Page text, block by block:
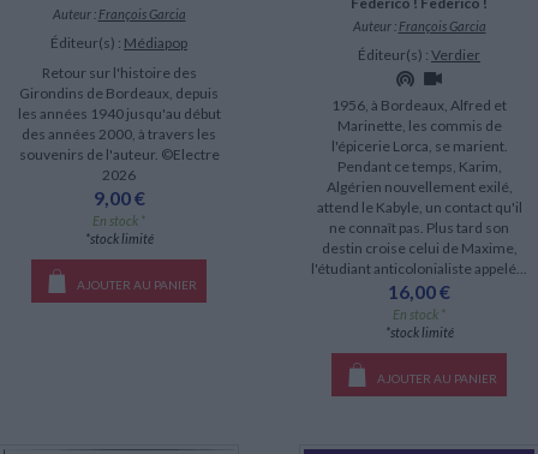
Auteur : François Garcia
Éditeur(s) : Médiapop
Retour sur l'histoire des
Girondins de Bordeaux, depuis
les années 1940 jusqu'au début
des années 2000, à travers les
souvenirs de l'auteur. ©Electre
2026
9,00 €
En stock *
*stock limité
AJOUTER AU PANIER
Auteur : François Garcia
Éditeur(s) : Verdier
1956, à Bordeaux, Alfred et
Marinette, les commis de
l'épicerie Lorca, se marient.
Pendant ce temps, Karim,
Algérien nouvellement exilé,
attend le Kabyle, un contact qu'il
ne connaît pas. Plus tard son
destin croise celui de Maxime,
l'étudiant anticolonialiste appelé...
16,00 €
En stock *
*stock limité
AJOUTER AU PANIER